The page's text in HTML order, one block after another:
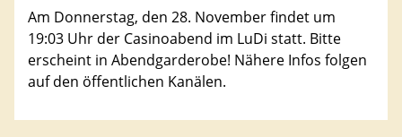
Am Donnerstag, den 28. November findet um
19:03 Uhr der Casinoabend im LuDi statt. Bitte
erscheint in Abendgarderobe! Nähere Infos folgen
auf den öffentlichen Kanälen.